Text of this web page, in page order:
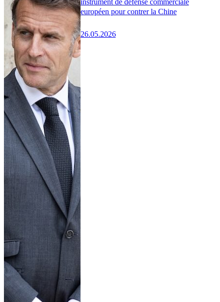
instrument de défense commerciale
européen pour contrer la Chine
26.05.2026